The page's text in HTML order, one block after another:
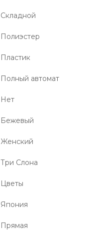
Складной
Полиэстер
Пластик
Полный автомат
Нет
Бежевый
Женский
Три Слона
Цветы
Япония
Прямая